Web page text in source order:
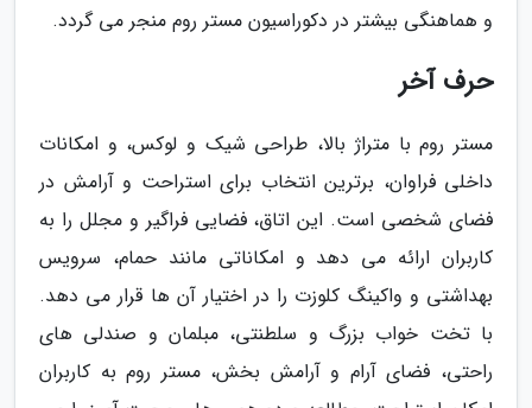
و هماهنگی بیشتر در دکوراسیون مستر روم منجر می گردد.
حرف آخر
مستر روم با متراژ بالا، طراحی شیک و لوکس، و امکانات
داخلی فراوان، برترین انتخاب برای استراحت و آرامش در
فضای شخصی است. این اتاق، فضایی فراگیر و مجلل را به
کاربران ارائه می دهد و امکاناتی مانند حمام، سرویس
بهداشتی و واکینگ کلوزت را در اختیار آن ها قرار می دهد.
با تخت خواب بزرگ و سلطنتی، مبلمان و صندلی های
راحتی، فضای آرام و آرامش بخش، مستر روم به کاربران